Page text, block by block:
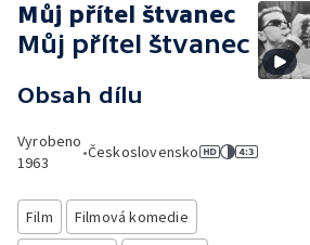
Můj přítel štvanec
Můj přítel štvanec
Obsah dílu
Vyrobeno
1963
•Československo
Film
Filmová komedie